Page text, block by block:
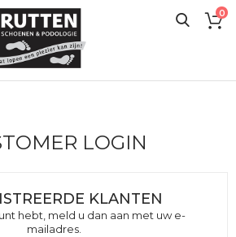
0
LOGIN
KLANTEN
hebt, meld u dan aan met uw e-
mailadres.